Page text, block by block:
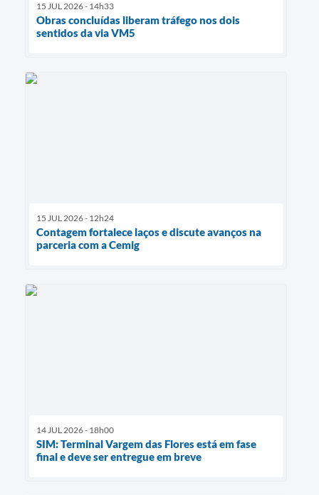
15 JUL 2026 - 14h33
Obras concluídas liberam tráfego nos dois
sentidos da via VM5
15 JUL 2026 - 12h24
Contagem fortalece laços e discute avanços na
parceria com a Cemig
14 JUL 2026 - 18h00
SIM: Terminal Vargem das Flores está em fase
final e deve ser entregue em breve